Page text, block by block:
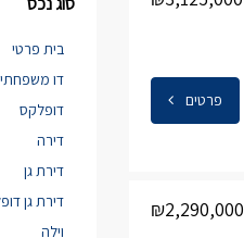
פרטים
₪2,290,000
בית פרטי
דו משפחתי
דופלקס
דירה
דירת גן
דירת גן
וילה